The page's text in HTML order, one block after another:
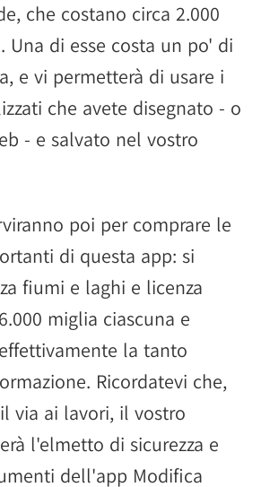
che costano circa 2.000
Una di esse costa un po' di
e vi permetterà di usare i
che avete disegnato - o
- e salvato nel vostro
poi per comprare le
di questa app: si
fiumi e laghi e licenza
miglia ciascuna e
la tanto
Ricordatevi che,
via ai lavori, il vostro
l'elmetto di sicurezza e
dell'app Modifica